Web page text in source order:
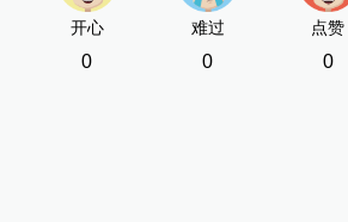
开心
0
难过
0
点赞
0